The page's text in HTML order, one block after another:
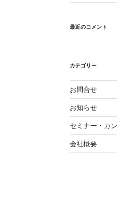
最近のコメント
カテゴリー
お問合せ
お知らせ
セミナー・カ
会社概要